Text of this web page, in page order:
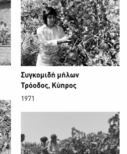
Συγκομιδή μήλων
Τρόοδος, Κύπρος
1971